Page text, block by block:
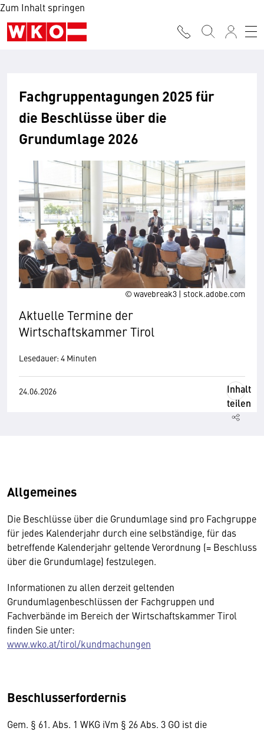
Zum Inhalt springen
© wavebreak3 | stock.adobe.com
Fachgruppentagungen 2025 für
die Beschlüsse über die
Grundumlage 2026
Aktuelle Termine der
Wirtschaftskammer Tirol
Lesedauer: 4 Minuten
24.06.2026
Inhalt
teilen
Allgemeines
Die Beschlüsse über die Grundumlage sind pro Fachgruppe
für jedes Kalenderjahr durch eine selbständige, für das
betreffende Kalenderjahr geltende Verordnung (= Beschluss
über die Grundumlage) festzulegen.
Informationen zu allen derzeit geltenden
Grundumlagenbeschlüssen der Fachgruppen und
Fachverbände im Bereich der Wirtschaftskammer Tirol
finden Sie unter:
www.wko.at/tirol/kundmachungen
Beschlusserfordernis
Gem. § 61. Abs. 1 WKG iVm § 26 Abs. 3 GO ist die